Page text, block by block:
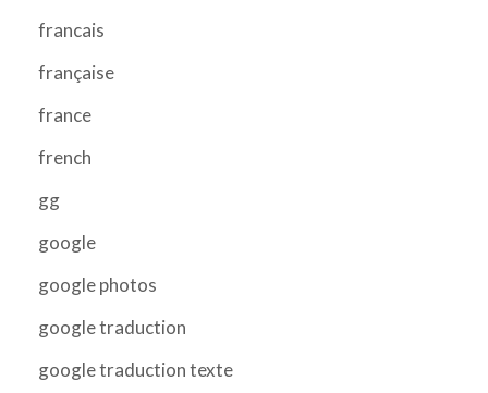
francais
française
france
french
gg
google
google photos
google traduction
google traduction texte